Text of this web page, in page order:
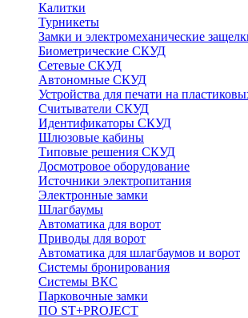
Калитки
Турникеты
Замки и электромеханические
Биометрические СКУД
Сетевые СКУД
Автономные СКУД
Устройства для печати на
Считыватели СКУД
Идентификаторы СКУД
Шлюзовые кабины
Типовые решения СКУД
Досмотровое оборудование
Источники электропитания
Электронные замки
Шлагбаумы
Автоматика для ворот
Приводы для ворот
Автоматика для шлагбаумов и ворот
Системы бронирования
Системы ВКС
Парковочные замки
ПО ST+PROJECT